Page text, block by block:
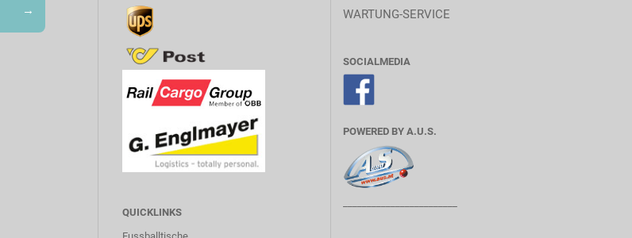
→
QUICKLINKS
WARTUNG-SERVICE
SOCIALMEDIA
POWERED BY A.U.S.